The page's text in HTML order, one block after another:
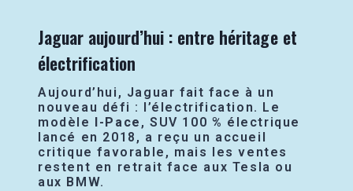
Jaguar aujourd’hui : entre héritage et
électrification
Aujourd’hui, Jaguar fait face à un
nouveau défi : l’électrification. Le
modèle
I-Pace , SUV 100 % électrique
lancé en 2018, a reçu un accueil
critique favorable, mais les ventes
restent en retrait face aux Tesla ou
aux BMW.